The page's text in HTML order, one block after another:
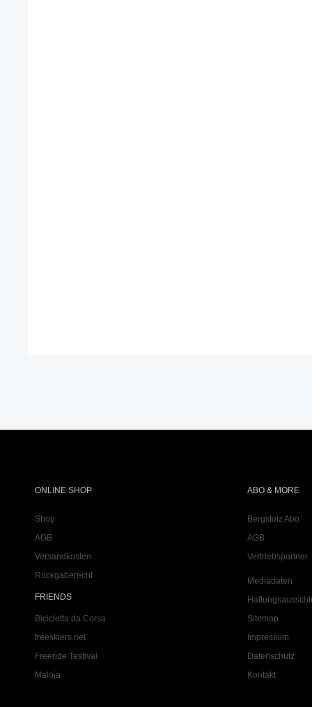
ONLINE SHOP
Shop
AGB
Versandkosten
Rückgaberecht
FRIENDS
Bicicletta da Corsa
freeskiers.net
Freeride Testival
Maloja
ABO & MORE
Bergstolz Abo
AGB
Vertriebspartner
Mediadaten
Sitemap
Impressum
Datenschutz
Kontakt